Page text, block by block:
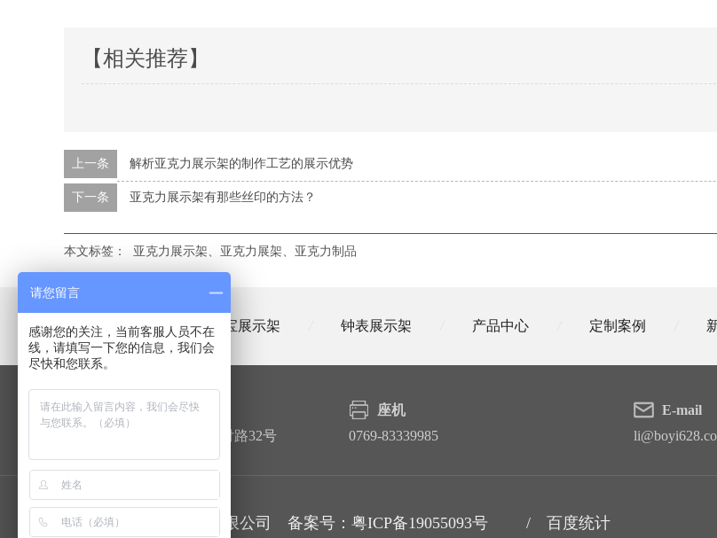
【相关推荐】
上一条 解析亚克力展示架的制作工艺的展示优势
下一条 亚克力展示架有那些丝印的方法？
本文标签： 亚克力展示架、亚克力展架、亚克力制品
眼镜展示架 / 珠宝展示架 钟表展示架 产品中心 定制案例
公司地址
东莞市常平镇苏坑村上下付路32号
座机
0769-83339985
E-mail
东莞市博艺展示制品有限公司 备案号： 粤ICP备19055093号 / 百度统计
请您留言
感谢您的关注，当前客服人员不在
线，请填写一下您的信息，我们会
尽快和您联系。